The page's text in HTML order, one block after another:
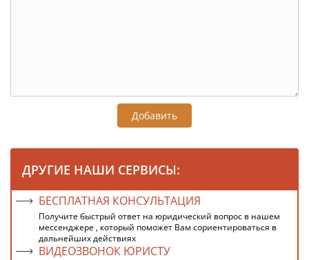
Добавить
ДРУГИЕ НАШИ СЕРВИСЫ:
БЕСПЛАТНАЯ КОНСУЛЬТАЦИЯ
Получите быстрый ответ на юридический вопрос в нашем
мессенджере , который поможет Вам сориентироваться в
дальнейших действиях
ВИДЕОЗВОНОК ЮРИСТУ